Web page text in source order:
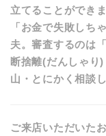
立てることができま
「お金で失敗しち
夫。審査するのは
断捨離(だんしゃり
山・とにかく相談
ご来店いただいた